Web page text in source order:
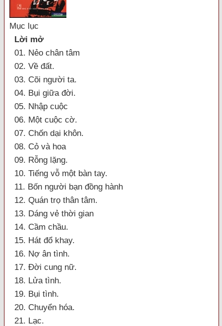
Mục lục
Lời mở
01. Nẻo chân tâm
02. Về đất.
03. Cõi người ta.
04. Bụi giữa đời.
05. Nhập cuộc
06. Một cuộc cờ.
07. Chốn dại khôn.
08. Cỏ và hoa
09. Rỗng lặng.
10. Tiếng vỗ một bàn tay.
11. Bốn người bạn đồng hành
12. Quán trọ thân tâm.
13. Dáng vẻ thời gian
14. Cầm chầu.
15. Hát đổ khay.
16. Nợ ân tình.
17. Đời cung nữ.
18. Lửa tình.
19. Bụi tình.
20. Chuyển hóa.
21. Lạc.